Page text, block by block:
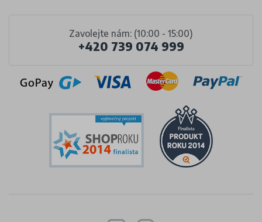
Zavolejte nám: (10:00 - 15:00)
+420 739 074 999